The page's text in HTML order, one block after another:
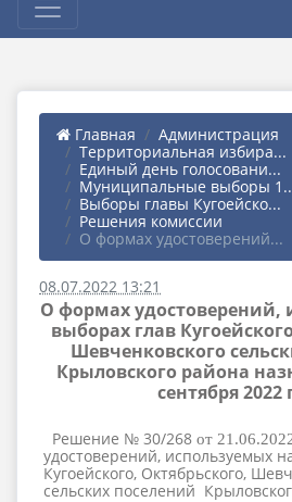
Главная
Администрация
Территориальная избира...
Единый день голосовани...
Муниципальные выборы
Выборы главы Кугоейско...
Решения комиссии
О формах удостоверений...
08.07.2022 13:21
О формах удостоверений,
выборах глав
Шевченковского
Крыловского района
сентября 2022
Решение № 30/268 от
удостоверений, используемых
Кугоейского, Октябрьского,
сельских поселений